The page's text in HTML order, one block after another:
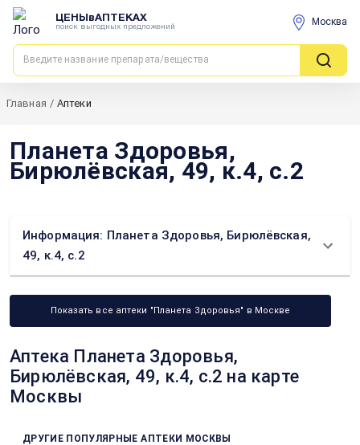
ЦЕНЫвАПТЕКАХ
поиск выгодных предложений Москва
Главная / Аптеки
Планета Здоровья,
Бирюлёвская, 49, к.4, с.2
Информация: Планета Здоровья, Бирюлёвская,
49, к.4, с.2
Показать все аптеки "Планета Здоровья" в Москве
Аптека Планета Здоровья,
Бирюлёвская, 49, к.4, с.2 на карте
Москвы
ДРУГИЕ ПОПУЛЯРНЫЕ АПТЕКИ МОСКВЫ